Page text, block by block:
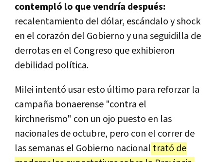
contempló lo que vendría después:
recalentamiento del dólar, escándalo y shock
en el corazón del Gobierno y una seguidilla de
derrotas en el Congreso que exhibieron
debilidad política.
Milei intentó usar esto último para reforzar la
campaña bonaerense "contra el
kirchnerismo" con un ojo puesto en las
nacionales de octubre, pero con el correr de
las semanas el Gobierno nacional trató de